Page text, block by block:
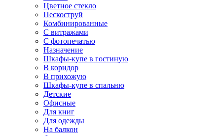
Цветное стекло
Пескоструй
Комбинированные
С витражами
С фотопечатью
Назначение
Шкафы-купе в гостиную
В коридор
В прихожую
Шкафы-купе в спальню
Детские
Офисные
Для книг
Для одежды
На балкон